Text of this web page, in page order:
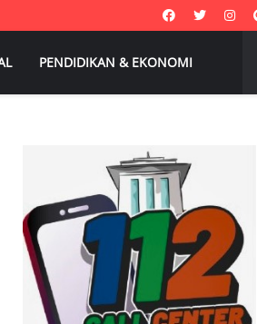
PENDIDIKAN & EKONOMI